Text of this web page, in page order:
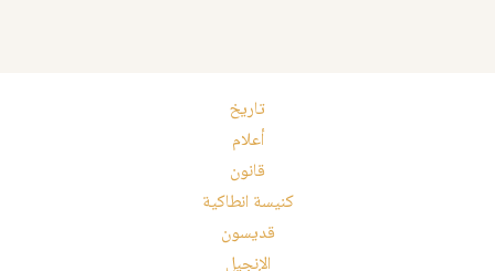
تاريخ
أعلام
قانون
كنيسة انطاكية
قديسون
الإنجيل